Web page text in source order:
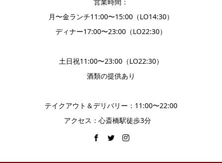
営業時間：
月〜金ランチ11:00〜15:00（LO14:30）
ディナー17:00〜23:00（LO22:30）
土日祝11:00〜23:00（LO22:30）
酒類の提供あり
テイクアウト＆デリバリー：11:00〜22:00
アクセス：心斎橋駅徒歩3分